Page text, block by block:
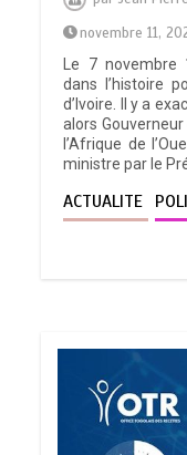
novembre 11,
Le 7
dans l’histoire
d’Ivoire. Il y a
alors
l’Afrique de
ministre par le
ACTUALITE